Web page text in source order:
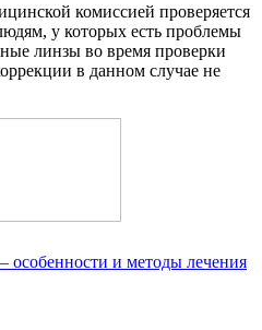
комиссией проверяется
у которых есть проблемы
линзы во время проверки
в данном случае не
особенности и методы лечения